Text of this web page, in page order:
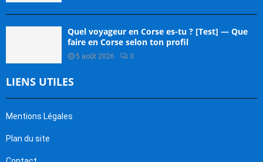
Quel voyageur en Corse es-tu ? [Test] — Que
faire en Corse selon ton profil
5 août 2026 0
LIENS UTILES
Mentions Légales
Plan du site